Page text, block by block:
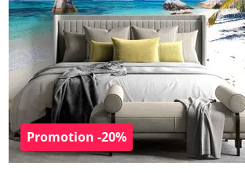
Promotion -20%